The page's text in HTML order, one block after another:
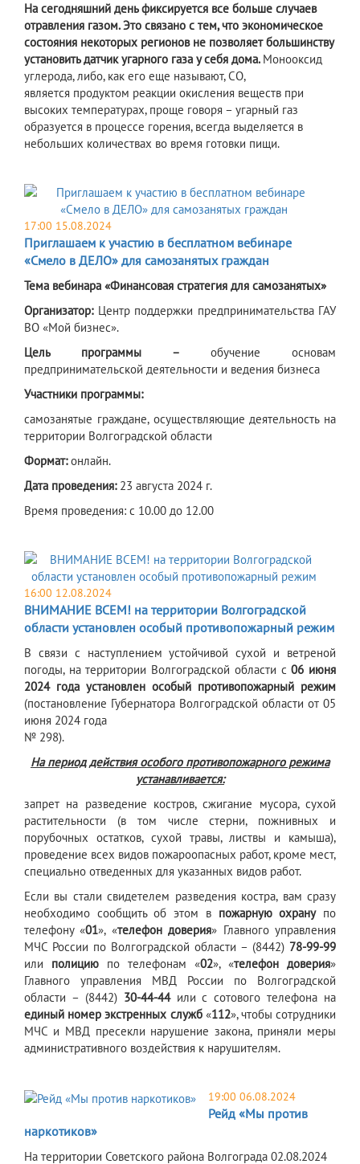
На сегодняшний день фиксируется все больше случаев
отравления газом. Это связано с тем, что экономическое
состояния некоторых регионов не позволяет большинству
установить датчик угарного газа у себя дома. Монооксид
углерода, либо, как его еще называют, CO,
является продуктом реакции окисления веществ при
высоких температурах, проще говоря – угарный газ
образуется в процессе горения, всегда выделяется в
небольших количествах во время готовки пищи.
17:00 15.08.2024
Приглашаем к участию в бесплатном вебинаре
«Смело в ДЕЛО» для самозанятых граждан
Тема вебинара «Финансовая стратегия для самозанятых»
Организатор:Центр поддержки предпринимательства ГАУ
ВО «Мой бизнес».
Цель программы – обучение основам
предпринимательской деятельности и ведения бизнеса
Участники программы:
самозанятые граждане, осуществляющие деятельность на
территории Волгоградской области
Формат:онлайн.
Дата проведения:23 августа 2024 г.
Время проведения: с 10.00 до 12.00
16:00 12.08.2024
ВНИМАНИЕ ВСЕМ! на территории Волгоградской
области установлен особый противопожарный режим
В связи с наступлением устойчивой сухой и ветреной
погоды, на территории Волгоградской области с06 июня
2024 года установлен особый противопожарный режим
(постановление Губернатора Волгоградской области от 05
июня 2024 года
№ 298).
На период действия особого противопожарного режима
устанавливается:
запрет на разведение костров, сжигание мусора, сухой
растительности (в том числе стерни, пожнивных и
порубочных остатков, сухой травы, листвы и камыша),
проведение всех видов пожароопасных работ, кроме мест,
специально отведенных для указанных видов работ.
Если вы стали свидетелем разведения костра, вам сразу
необходимо сообщить об этом в пожарную охранупо
телефону «01», «телефон доверия» Главного управления
МЧС России по Волгоградской области – (8442) 78-99-99
или полицию по телефонам «02», «телефон доверия»
Главного управления МВД России по Волгоградской
области – (8442) 30-44-44 или с сотового телефона на
единый номер экстренных служб«112», чтобы сотрудники
МЧС и МВД пресекли нарушение закона, приняли меры
административного воздействия к нарушителям.
19:00 06.08.2024
Рейд «Мы против
наркотиков»
​На территории Советского района Волгограда 02.08.2024